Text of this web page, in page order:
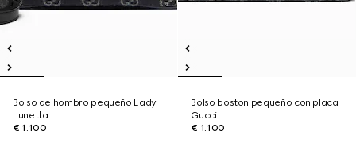
Bolso de hombro pequeño Lady
Lunetta
€ 1.100
Bolso boston pequeño con placa
Gucci
€ 1.100